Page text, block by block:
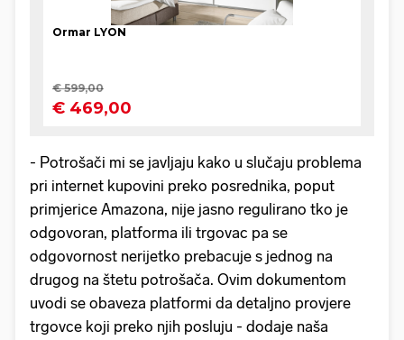
- Potrošači mi se javljaju kako u slučaju problema
pri internet kupovini preko posrednika, poput
primjerice Amazona, nije jasno regulirano tko je
odgovoran, platforma ili trgovac pa se
odgovornost nerijetko prebacuje s jednog na
drugog na štetu potrošača. Ovim dokumentom
uvodi se obaveza platformi da detaljno provjere
trgovce koji preko njih posluju - dodaje naša